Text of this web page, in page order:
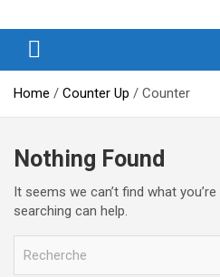
PSAO –
d’Afrique et de
Home Counter Up Counter
Nothing Found
It seems we can’t find what
searching can help.